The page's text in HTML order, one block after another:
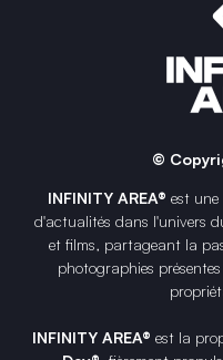
©
INFINITY AREA® est une
d'actualités dans l'univers
et films, partageant la
photographies
INFINITY AREA® est la